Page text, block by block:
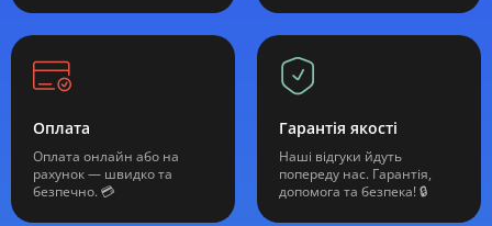
Оплата
Оплата онлайн або на
рахунок — швидко та
безпечно. 💳
Гарантія якості
Наші відгуки йдуть
попереду нас. Гарантія,
допомога та безпека! 🔒